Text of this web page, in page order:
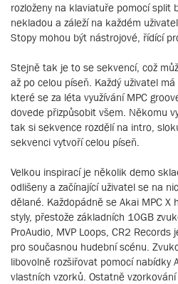
rozloženy na klaviatuře pomocí split
nekladou a záleží na každém
Stopy mohou být nástrojové, řídící
Stejně tak je to se sekvencí, což
až po celou píseň. Každý uživatel
které se za léta využívání MPC
dovede přizpůsobit všem. Někomu
tak si sekvence rozdělí na intro,
sekvenci vytvoří celou píseň.
Velkou inspirací je několik demo
odlišeny a začínající uživatel se na
dělané. Každopádně se Akai MPC X
styly, přestože základních 10GB
ProAudio, MVP Loops, CR2
pro současnou hudební scénu.
libovolně rozšiřovat pomocí nabídky
vlastních vzorků. Ostatně